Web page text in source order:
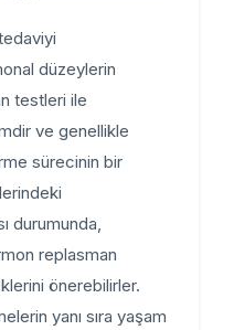
düzeylerin
testleri ile
ve genellikle
sürecinin bir
durumunda,
replasman
önerebilirler.
yanı sıra yaşam